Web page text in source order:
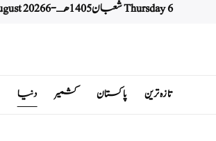
Thursday 6 شعبان 1405 هـ - 6 August 2026
تازہ ترین پاکستان کشمیر دنیا